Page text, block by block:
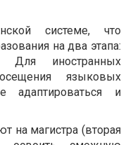
системе, что
на два этапа:
Для иностранных
языковых
адаптироваться и
на магистра (вторая